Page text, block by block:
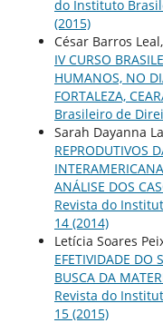
do Instituto
(2015)
César Barros Leal,
IV CURSO
HUMANOS, NO
FORTALEZA,
Brasileiro de
Sarah Dayanna
REPRODUTIVOS
ANÁLISE DOS
Revista do
14 (2014)
Letícia Soares
EFETIVIDADE DO
BUSCA DA
Revista do
15 (2015)